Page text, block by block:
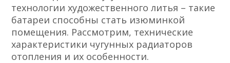
технологии художественного литья – такие
батареи способны стать изюминкой
помещения. Рассмотрим, технические
характеристики чугунных радиаторов
отопления и их особенности.